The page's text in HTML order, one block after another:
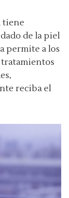
tiene
de la piel
permite a los
reciba el